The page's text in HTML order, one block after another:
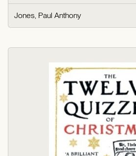
Jones, Paul Anthony